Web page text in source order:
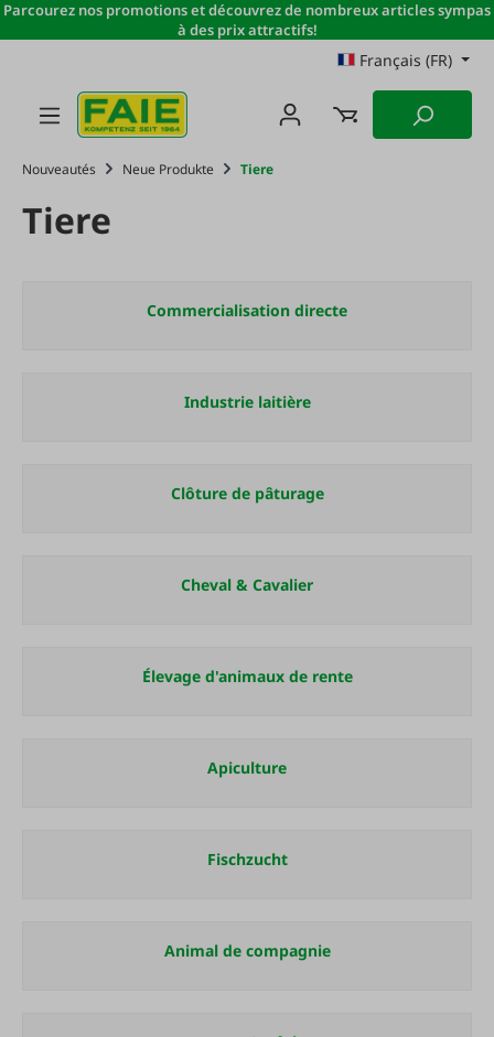
Passer au contenu principal
Parcourez nos promotions et découvrez de nombreux articles sympas
à des prix attractifs!
Français (FR)
Nouveautés Neue Produkte Tiere
Tiere
Commercialisation directe
Industrie laitière
Clôture de pâturage
Cheval & Cavalier
Élevage d'animaux de rente
Apiculture
Fischzucht
Animal de compagnie